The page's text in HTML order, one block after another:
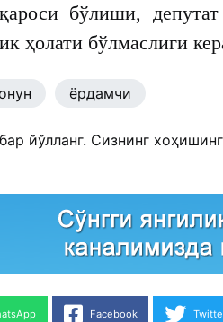
бўлиши,
ҳолати бўлмаслиги
ёрдамчи
йўлланг. Сизнинг
Facebook